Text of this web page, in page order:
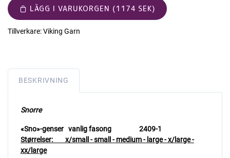
LÄGG I VARUKORGEN (1174 SEK)
Tillverkare:Viking Garn
BESKRIVNING
Snorre
«Sno»-genser vanlig fasong 2409-1
Størrelser: x/small - small - medium - large - x/large -
xx/large